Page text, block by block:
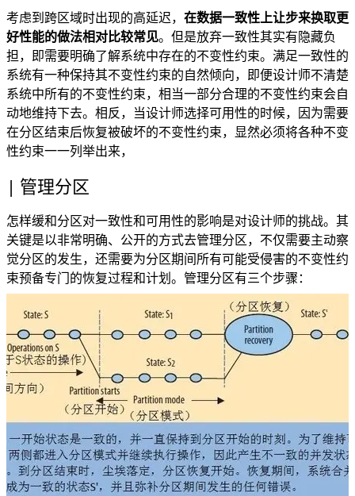
考虑到跨区域时出现的高延迟， 在数据一致性上让步来换取更
好性能的做法相对比较常见。但是放弃一致性其实有隐藏负
担，即需要明确了解系统中存在的不变性约束。满足一致性的
系统有一种保持其不变性约束的自然倾向，即便设计师不清楚
系统中所有的不变性约束，相当一部分合理的不变性约束会自
动地维持下去。相反，当设计师选择可用性的时候，因为需要
在分区结束后恢复被破坏的不变性约束，显然必须将各种不变
性约束一一列举出来，
管理分区
怎样缓和分区对一致性和可用性的影响是对设计师的挑战。其
关键是以非常明确、公开的方式去管理分区，不仅需要主动察
觉分区的发生，还需要为分区期间所有可能受侵害的不变性约
束预备专门的恢复过程和计划。管理分区有三个步骤：